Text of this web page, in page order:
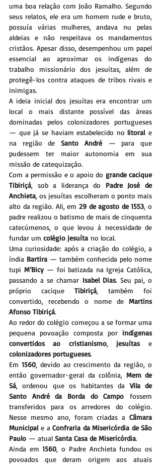
uma boa relação com João Ramalho. Segundo
seus relatos, ele era um homem rude e bruto,
possuía várias mulheres, andava nu pelas
aldeias e não respeitava os mandamentos
cristãos. Apesar disso, desempenhou um papel
essencial ao aproximar os indígenas do
trabalho missionário dos jesuítas, além de
protegê-los contra ataques de tribos rivais e
inimigas.
A ideia inicial dos jesuítas era encontrar um
local o mais distante possível das áreas
dominadas pelos colonizadores portugueses
— que já se haviam estabelecido no litoral e
na região de Santo André — para que
pudessem ter maior autonomia em sua
missão de catequização.
Com a permissão e o apoio do grande cacique
Tibiriçá, sob a liderança do Padre José de
Anchieta, os jesuítas escolheram o ponto mais
alto da região. Ali, em 29 de agosto de 1553, o
padre realizou o batismo de mais de cinquenta
catecúmenos, o que levou à necessidade de
fundar um colégio jesuíta no local.
Uma curiosidade: após a criação do colégio, a
índia Bartira — também conhecida pelo nome
tupi M’Bicy — foi batizada na Igreja Católica,
passando a se chamar Isabel Dias. Seu pai, o
próprio cacique Tibiriçá, também foi
convertido, recebendo o nome de Martins
Afonso Tibiriçá.
Ao redor do colégio começou a se formar uma
pequena povoação composta por indígenas
convertidos ao cristianismo, jesuítas
colonizadores portugueses.
Em 1560, devido ao crescimento da região, o
então governador-geral da colônia, Mem de
Sá, ordenou que os habitantes da Vila de
Santo André da Borda do Campo fossem
transferidos para os arredores do colégio.
Nesse mesmo ano, foram criadas a Câmara
Municipal e a Confraria da Misericórdia de São
Paulo — atual Santa Casa de Misericórdia.
Ainda em 1560, o Padre Anchieta fundou os
povoados que deram origem aos atuais